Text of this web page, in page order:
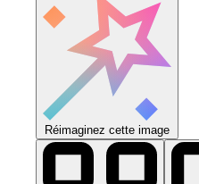
Réimaginez cette image